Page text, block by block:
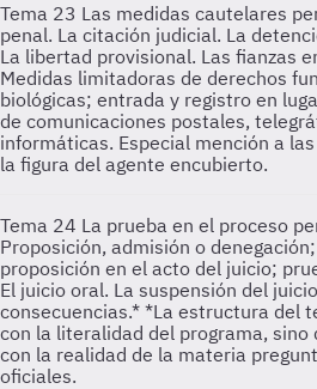
Tema 23 Las medidas cautelares
penal. La citación judicial. La
La libertad provisional. Las fianzas
Medidas limitadoras de derechos
biológicas; entrada y registro en
de comunicaciones postales,
informáticas. Especial mención a
la figura del agente encubierto.
Tema 24 La prueba en el proceso
Proposición, admisión o
proposición en el acto del juicio;
El juicio oral. La suspensión del
consecuencias.* *La estructura del
con la literalidad del programa, sino
con la realidad de la materia
oficiales.